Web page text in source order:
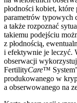
płodności kobiet,
parametrów typowych
a także rozpoznać
takiemu podejściu
z płodnością,
i efektywnie je leczyć.
obserwacji
FertilityCare™
produkowanego w
a obserwowanego na